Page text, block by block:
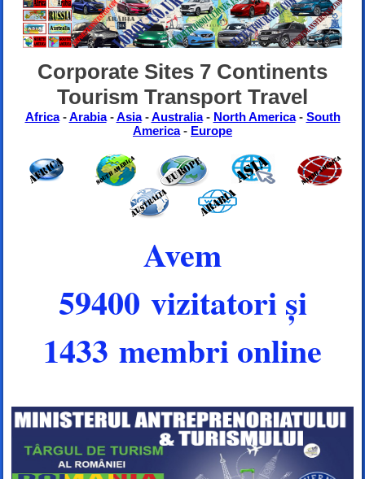
Corporate Sites 7 Continents
Tourism Transport Travel
Africa-Arabia-Asia-Australia- North America- South
America- Europe
Avem
59400 vizitatori și
1433 membri online